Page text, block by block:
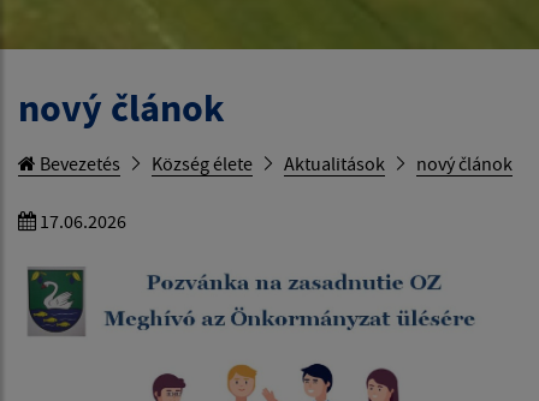
nový článok
Bevezetés Község élete Aktualitások nový článok
17.06.2026